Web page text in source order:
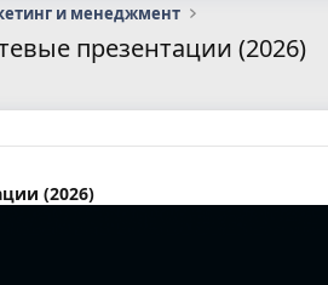
и менеджмент
презентации (2026)
(2026)